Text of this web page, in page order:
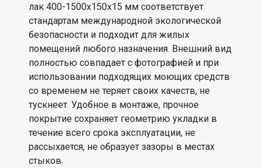
лак 400-1500x150x15 мм соответствует
стандартам международной экологической
безопасности и подходит для жилых
помещений любого назначения. Внешний вид
полностью совпадает с фотографией и при
использовании подходящих моющих средств
со временем не теряет своих качеств, не
тускнеет. Удобное в монтаже, прочное
покрытие сохраняет геометрию укладки в
течение всего срока эксплуатации, не
рассыхается, не образует зазоры в местах
стыков.